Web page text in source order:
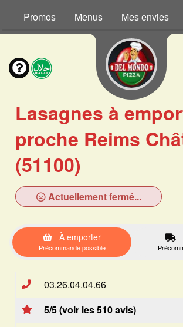
Promos Menus Mes envies
Lasagnes à
proche Reims
(51100)
Actuellement fermé...
À emporter
Précommande possible
03.26.04.04.66
5/5 (voir les 510 avis)